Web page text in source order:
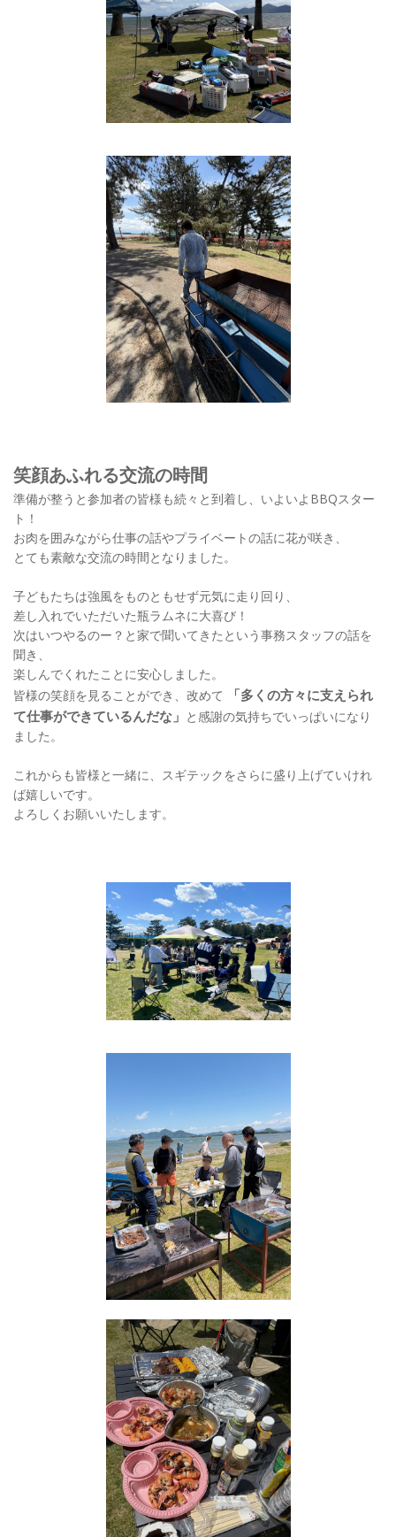
笑顔あふれる交流の時間
準備が整うと参加者の皆様も続々と到着し、いよいよBBQスター
ト！
お肉を囲みながら仕事の話やプライベートの話に花が咲き、
とても素敵な交流の時間となりました。
子どもたちは強風をものともせず元気に走り回り、
差し入れでいただいた瓶ラムネに大喜び！
次はいつやるのー？と家で聞いてきたという事務スタッフの話を
聞き、
楽しんでくれたことに安心しました。
皆様の笑顔を見ることができ、改めて
「多くの方々に支えられ
て仕事ができているんだな」 と感謝の気持ちでいっぱいになり
ました。
これからも皆様と一緒に、スギテックをさらに盛り上げていけれ
ば嬉しいです。
よろしくお願いいたします。